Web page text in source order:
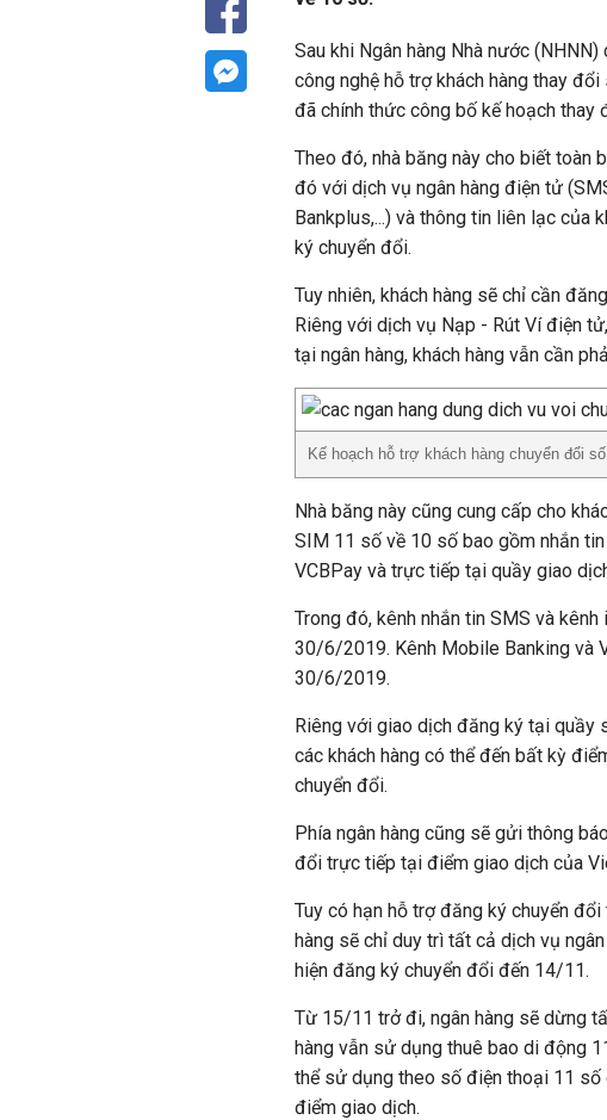
Sau khi Ngân hàng Nhà nước
công nghệ hỗ trợ khách hàng thay
đã chính thức công bố kế hoạch thay
Theo đó, nhà băng này cho biết
đó với dịch vụ ngân hàng điện tử
Bankplus,...) và thông tin liên lạc của
ký chuyển đổi.
Tuy nhiên, khách hàng sẽ chỉ cần
Riêng với dịch vụ Nạp - Rút Ví điện
tại ngân hàng, khách hàng vẫn cần
Kế hoạch hỗ trợ khách hàng chuyển đổi
Nhà băng này cũng cung cấp cho
SIM 11 số về 10 số bao gồm nhắn
VCBPay và trực tiếp tại quầy giao
Trong đó, kênh nhắn tin SMS và
30/6/2019. Kênh Mobile Banking và
30/6/2019.
Riêng với giao dịch đăng ký tại quầy
các khách hàng có thể đến bất kỳ
chuyển đổi.
Phía ngân hàng cũng sẽ gửi thông
đổi trực tiếp tại điểm giao dịch của
Tuy có hạn hỗ trợ đăng ký chuyển
hàng sẽ chỉ duy trì tất cả dịch vụ
hiện đăng ký chuyển đổi đến 14/11.
Từ 15/11 trở đi, ngân hàng sẽ dừng
hàng vẫn sử dụng thuê bao di động
thể sử dụng theo số điện thoại 11
điểm giao dịch.